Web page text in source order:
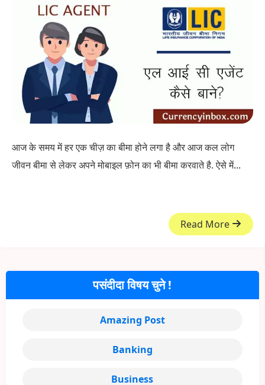
आज के समय में हर एक चीज़ का बीमा होने लगा है और आज कल लोग
जीवन बीमा से लेकर अपने मोबाइल फ़ोन का भी बीमा करवाते है. ऐसे में...
Read More
पसंदीदा विषय चुने !
Amazing Post
Banking
Business